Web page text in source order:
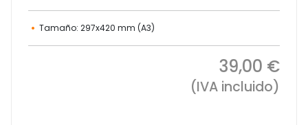
Tamaño: 297x420 mm (A3)
39,00 €
(IVA incluido)